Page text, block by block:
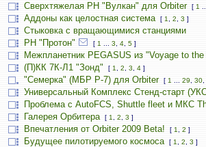
Сверхтяжелая РН "Вулкан" для Orbiter
[ 1
Аддоны как целостная система [ 1 2 3 ]
Стыковка с вращающимися станциями
РН "Протон"
[ 1 3 4 5 ]
Межпланетник PEGASUS из "Voyage to
(П)КК 7К-Л1 "Зонд"
[ 1 2 3 4 ]
"Семерка" (МБР Р-7) для Orbiter [ 1 29 30
Универсальный Комплекс Стенд-старт
Проблема с AutoFCS, Shuttle fleet и МКС
Галерея Орбитера
[ 1 2 3 ]
Впечатления от Orbiter 2009 Beta! [ 1 2 ]
Будущее пилотируемого космоса [ 1 2 3 ]